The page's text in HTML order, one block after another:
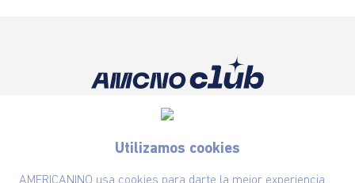
Utilizamos cookies
Suscríbete ahora nuestro Newsletter y recibe